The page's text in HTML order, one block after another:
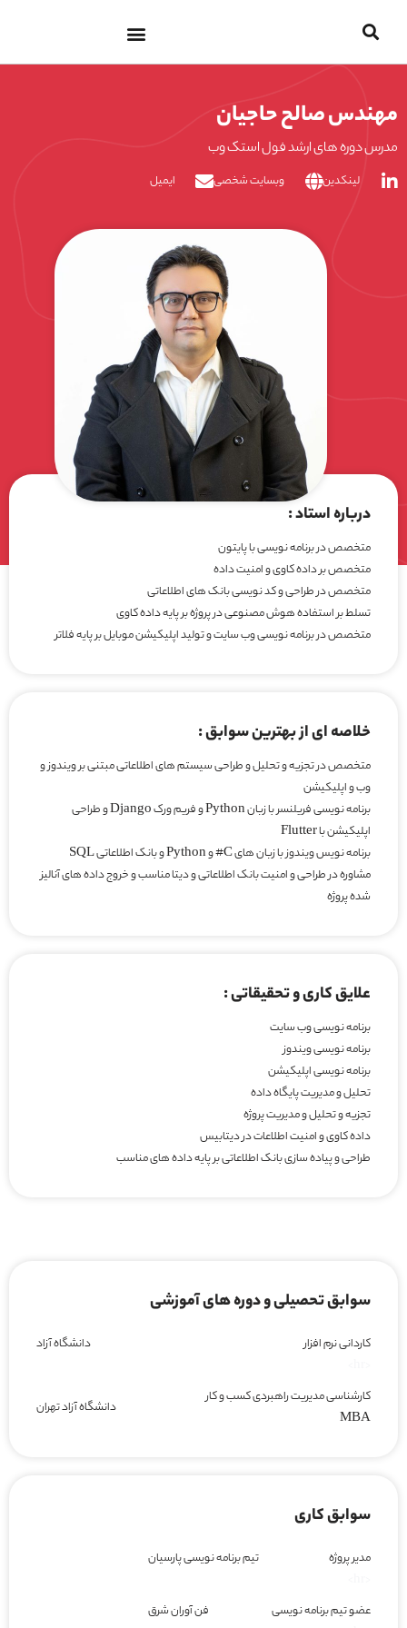
به
مهندس صالح حاجیان
مدرس دوره های ارشد فول استک وب
لینکدین وبسایت شخصی ایمیل
درباره استاد :
متخصص در برنامه نویسی با پایتون
متخصص بر داده کاوی و امنیت داده
متخصص در طراحی و کد نویسی بانک های اطلاعاتی
تسلط بر استفاده هوش مصنوعی در پروژه بر پایه داده کاوی
متخصص در برنامه نویسی وب سایت و تولید اپلیکیشن موبایل بر پایه فلاتر
خلاصه ای از بهترین سوابق :
متخصص در تجزیه و تحلیل و طراحی سیستم های اطلاعاتی مبتنی بر ویندوز و
وب و اپلیکیشن
برنامه نویسی فریلنسر با زبان Python و فریم ورک Django و طراحی
اپلیکیشن با Flutter
برنامه نویس ویندوز با زبان های C# و Python و بانک اطلاعاتی SQL
مشاوره در طراحی و امنیت بانک اطلاعاتی و دیتا مناسب و خروج داده های آنالیز
شده پروژه
علایق کاری و تحقیقاتی :
برنامه نویسی وب سایت
برنامه نویسی ویندوز
برنامه نویسی اپلیکیشن
تحلیل و مدیریت پایگاه داده
تجزیه و تحلیل و مدیریت پروژه
داده کاوی و امنیت اطلاعات در دیتابیس
طراحی و پیاده سازی بانک اطلاعاتی بر پایه داده های مناسب
سوابق تحصیلی و دوره های آموزشی
کاردانی نرم افزار
دانشگاه آزاد
کارشناسی مدیریت راهبردی کسب و کار
MBA
دانشگاه آزاد تهران
سوابق کاری
مدیر پروژه
تیم برنامه نویسی پارسیان
عضو تیم برنامه نویسی
فن آوران شرق